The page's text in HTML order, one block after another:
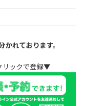
れております。
リックで登録▼